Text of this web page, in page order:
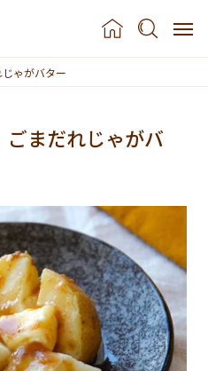
じゃがバター
ごまだれじゃがバ